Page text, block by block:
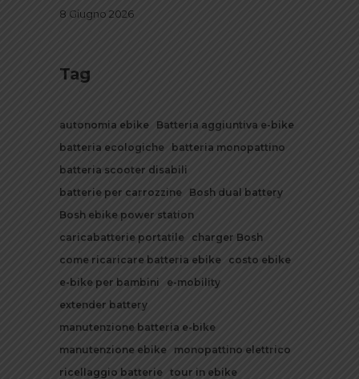
8 Giugno 2026
Tag
autonomia ebike
Batteria aggiuntiva e-bike
batteria ecologiche
batteria monopattino
batteria scooter disabili
batterie per carrozzine
Bosh dual battery
Bosh ebike power station
caricabatterie portatile
charger Bosh
come ricaricare batteria ebike
costo ebike
e-bike per bambini
e-mobility
extender battery
manutenzione batteria e-bike
manutenzione ebike
monopattino elettrico
ricellaggio batterie tour in ebike